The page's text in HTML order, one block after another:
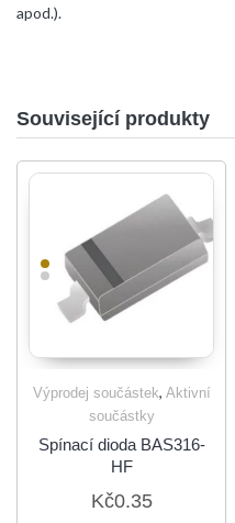
apod.).
Související produkty
Výprodej součástek, Aktivní
součástky
Spínací dioda BAS316-
HF
Kč0.35